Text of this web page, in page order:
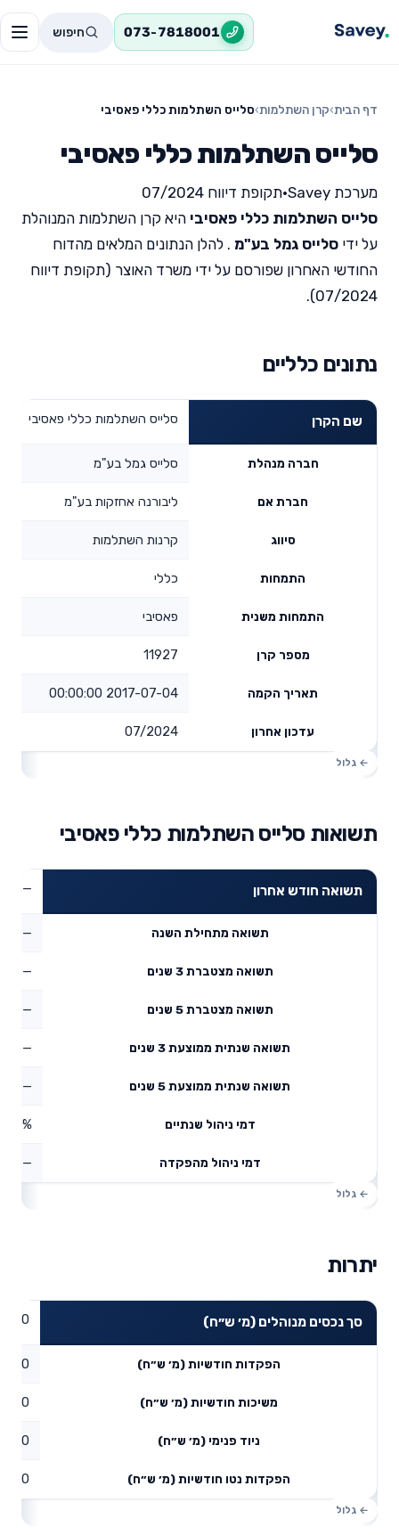
073-7818001 חיפוש
דף הבית›קרן השתלמות›סלייס השתלמות כללי פאסיבי
סלייס השתלמות כללי פאסיבי
מערכת Savey •תקופת דיווח 07/2024
סלייס השתלמות כללי פאסיבי היא קרן השתלמות המנוהלת
על ידי סלייס גמל בע"מ . להלן הנתונים המלאים מהדוח
החודשי האחרון שפורסם על ידי משרד האוצר (תקופת דיווח
07/2024).
נתונים כלליים
שם הקרן סלייס השתלמות כללי פאסיבי
חברה מנהלת סלייס גמל בע"מ
חברת אם ליבורנה אחזקות בע"מ
סיווג קרנות השתלמות
התמחות כללי
התמחות משנית פאסיבי
מספר קרן 11927
תאריך הקמה 2017-07-04 00:00:00
עדכון אחרון 07/2024
תשואות סלייס השתלמות כללי פאסיבי
תשואה חודש אחרון —
תשואה מתחילת השנה —
תשואה מצטברת 3 שנים —
תשואה מצטברת 5 שנים —
תשואה שנתית ממוצעת 3 שנים —
תשואה שנתית ממוצעת 5 שנים —
דמי ניהול שנתיים 0%
דמי ניהול מהפקדה —
יתרות
סך נכסים מנוהלים (מ׳ ש״ח) 0
הפקדות חודשיות (מ׳ ש״ח) 0
משיכות חודשיות (מ׳ ש״ח) 0
ניוד פנימי (מ׳ ש״ח) 0
הפקדות נטו חודשיות (מ׳ ש״ח) 0